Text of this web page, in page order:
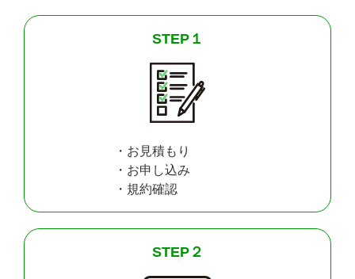
STEP１
・お見積もり
・お申し込み
・規約確認
STEP２